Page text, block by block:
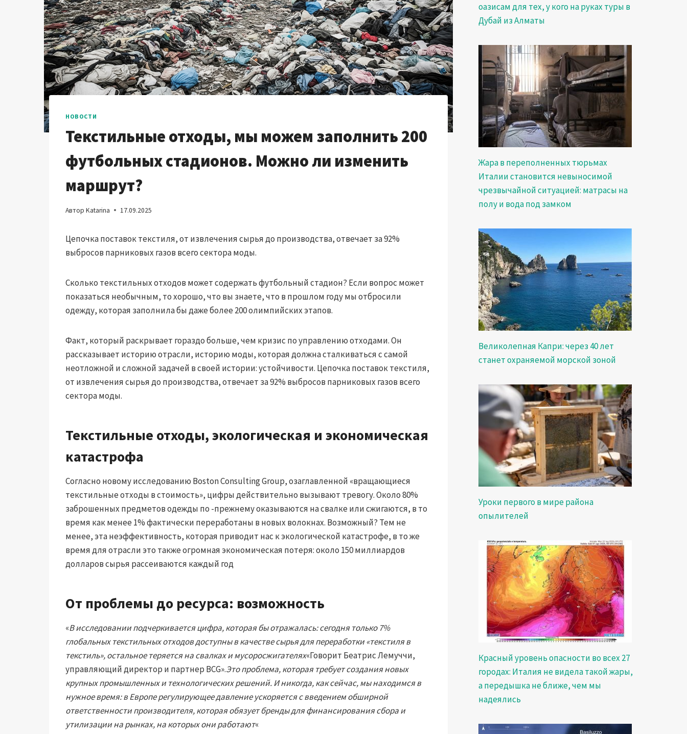
НОВОСТИ
Текстильные отходы, мы можем заполнить 200
футбольных стадионов. Можно ли изменить
маршрут?
Автор Katarina 17.09.2025
Цепочка поставок текстиля, от извлечения сырья до производства, отвечает за 92%
выбросов парниковых газов всего сектора моды.
Сколько текстильных отходов может содержать футбольный стадион? Если вопрос может
показаться необычным, то хорошо, что вы знаете, что в прошлом году мы отбросили
одежду, которая заполнила бы даже более 200 олимпийских этапов.
Факт, который раскрывает гораздо больше, чем кризис по управлению отходами. Он
рассказывает историю отрасли, историю моды, которая должна сталкиваться с самой
неотложной и сложной задачей в своей истории: устойчивости. Цепочка поставок текстиля,
от извлечения сырья до производства, отвечает за 92% выбросов парниковых газов всего
сектора моды.
Текстильные отходы, экологическая и экономическая
катастрофа
Согласно новому исследованию Boston Consulting Group, озаглавленной «вращающиеся
текстильные отходы в стоимость», цифры действительно вызывают тревогу. Около 80%
заброшенных предметов одежды по -прежнему оказываются на свалке или сжигаются, в то
время как менее 1% фактически переработаны в новых волокнах. Возможный? Тем не
менее, эта неэффективность, которая приводит нас к экологической катастрофе, в то же
время для отрасли это также огромная экономическая потеря: около 150 миллиардов
долларов сырья рассеиваются каждый год
От проблемы до ресурса: возможность
«В исследовании подчеркивается цифра, которая бы отражалась: сегодня только 7%
глобальных текстильных отходов доступны в качестве сырья для переработки «текстиля в
текстиль», остальное теряется на свалках и мусоросжигателях«Говорит Беатрис Лемуччи,
управляющий директор и партнер BCG».Это проблема, которая требует создания новых
крупных промышленных и технологических решений. И никогда, как сейчас, мы находимся в
нужное время: в Европе регулирующее давление ускоряется с введением обширной
ответственности производителя, которая обязует бренды для финансирования сбора и
утилизации на рынках, на которых они работают«
оазисам для тех, у кого на руках туры в
Дубай из Алматы
Жара в переполненных тюрьмах
Италии становится невыносимой
чрезвычайной ситуацией: матрасы на
полу и вода под замком
Великолепная Капри: через 40 лет
станет охраняемой морской зоной
Уроки первого в мире района
опылителей
Красный уровень опасности во всех 27
городах: Италия не видела такой жары,
а передышка не ближе, чем мы
надеялись